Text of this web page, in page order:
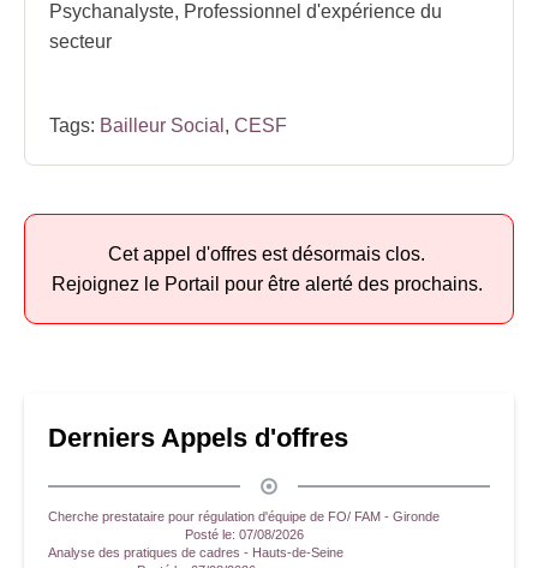
Psychanalyste, Professionnel d'expérience du
secteur
Tags: Bailleur Social , CESF
Cet appel d'offres est désormais clos.
Rejoignez le Portail pour être alerté des prochains.
Derniers Appels d'offres
Cherche prestataire pour régulation d'équipe de FO/ FAM - Gironde
Posté le: 07/08/2026
Analyse des pratiques de cadres - Hauts-de-Seine